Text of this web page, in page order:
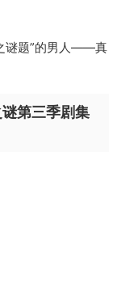
谜题”的男人——真
第三季剧集